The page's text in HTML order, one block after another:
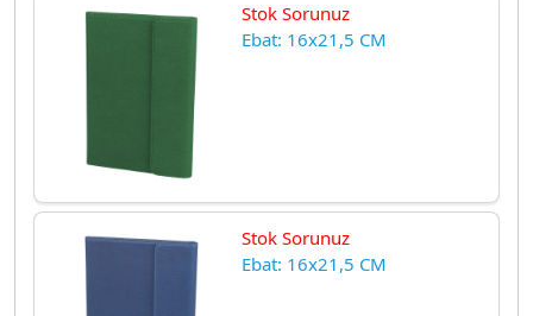
Stok Sorunuz
Ebat: 16x21,5 CM
Stok Sorunuz
Ebat: 16x21,5 CM